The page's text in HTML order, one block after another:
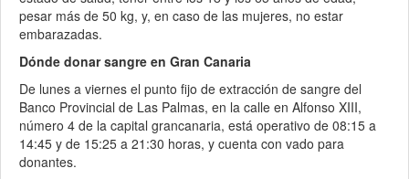
pesar más de 50 kg, y, en caso de las mujeres, no estar
embarazadas.
Dónde donar sangre en Gran Canaria
De lunes a viernes el punto fijo de extracción de sangre del
Banco Provincial de Las Palmas, en la calle en Alfonso XIII,
número 4 de la capital grancanaria, está operativo de 08:15 a
14:45 y de 15:25 a 21:30 horas, y cuenta con vado para
donantes.